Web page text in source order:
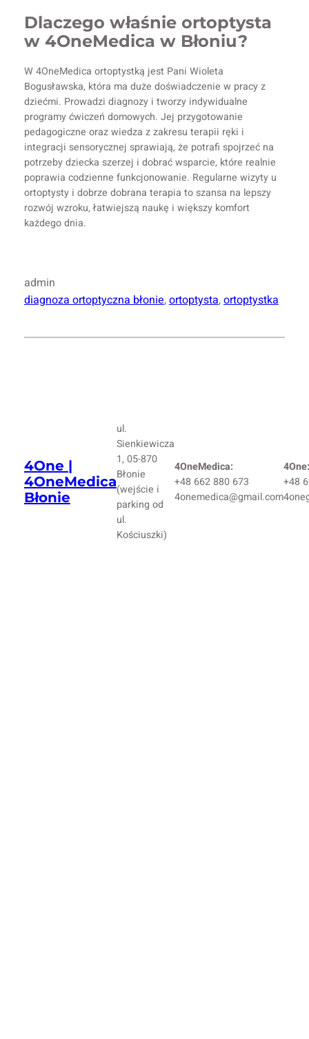
Dlaczego właśnie ortoptysta
w 4OneMedica w Błoniu?
W 4OneMedica ortoptystką jest Pani Wioleta
Bogusławska, która ma duże doświadczenie w pracy z
dziećmi. Prowadzi diagnozy i tworzy indywidualne
programy ćwiczeń domowych. Jej przygotowanie
pedagogiczne oraz wiedza z zakresu terapii ręki i
integracji sensorycznej sprawiają, że potrafi spojrzeć na
potrzeby dziecka szerzej i dobrać wsparcie, które realnie
poprawia codzienne funkcjonowanie. Regularne wizyty u
ortoptysty i dobrze dobrana terapia to szansa na lepszy
rozwój wzroku, łatwiejszą naukę i większy komfort
każdego dnia.
admin
diagnoza ortoptyczna błonie, ortoptysta, ortoptystka
4One |
4OneMedica
Błonie
ul.
Sienkiewicza
1, 05-870
Błonie
(wejście i
parking od
ul.
Kościuszki)
4OneMedica:
+48 662 880 673
4onemedica@gmail.com
4One:
+48